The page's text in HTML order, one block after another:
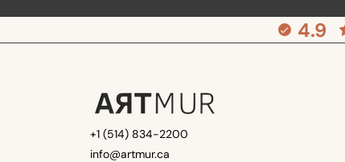
4.9
+1 (514) 834-2200
info@artmur.ca